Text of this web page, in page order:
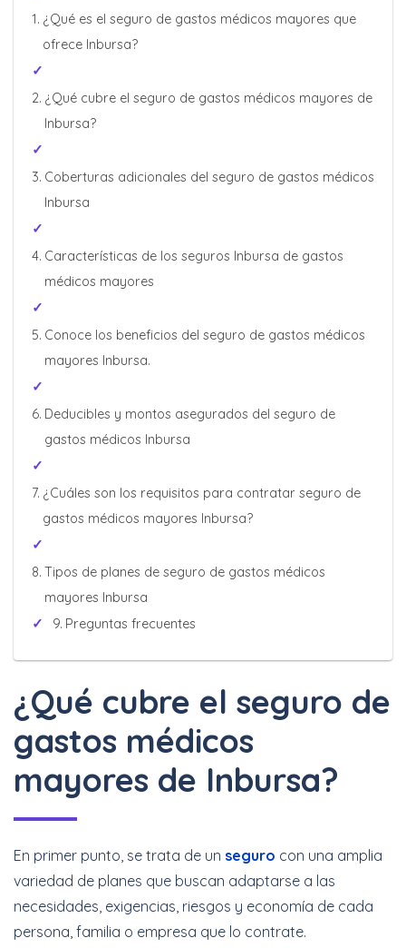
¿Qué es el seguro de gastos médicos mayores que
ofrece Inbursa?
¿Qué cubre el seguro de gastos médicos mayores de
Inbursa?
Coberturas adicionales del seguro de gastos médicos
Inbursa
Características de los seguros Inbursa de gastos
médicos mayores
Conoce los beneficios del seguro de gastos médicos
mayores Inbursa.
Deducibles y montos asegurados del seguro de
gastos médicos Inbursa
¿Cuáles son los requisitos para contratar seguro de
gastos médicos mayores Inbursa?
Tipos de planes de seguro de gastos médicos
mayores Inbursa
Preguntas frecuentes
¿Qué cubre el seguro de
gastos médicos
mayores de Inbursa?
En primer punto, se trata de un seguro con una amplia
variedad de planes que buscan adaptarse a las
necesidades, exigencias, riesgos y economía de cada
persona, familia o empresa que lo contrate.